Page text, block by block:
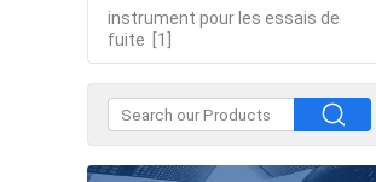
instrument pour les essais de
fuite [1]